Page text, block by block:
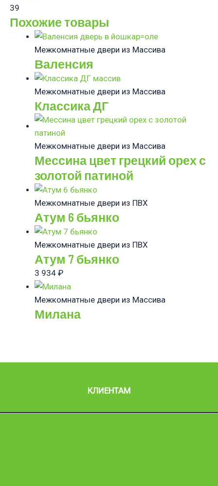
39
Похожие товары
Межкомнатные двери из Массива
Валенсия
Межкомнатные двери из Массива
Классика ДГ
Межкомнатные двери из Массива
Мессина цвет грецкий орех с
золотой патиной
Межкомнатные двери из ПВХ
Атум 6 бьянко
Межкомнатные двери из ПВХ
Атум 7 бьянко
3 934 ₽
Межкомнатные двери из Массива
Милана
КЛИЕНТАМ